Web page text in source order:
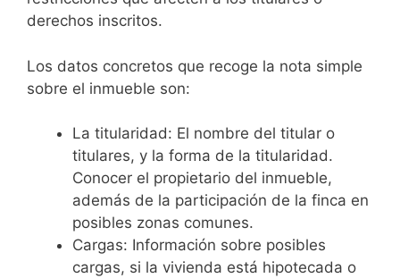
derechos inscritos.
Los datos concretos que recoge la nota simple
sobre el inmueble son:
La titularidad: El nombre del titular o
titulares, y la forma de la titularidad.
Conocer el propietario del inmueble,
además de la participación de la finca en
posibles zonas comunes.
Cargas: Información sobre posibles
cargas, si la vivienda está hipotecada o